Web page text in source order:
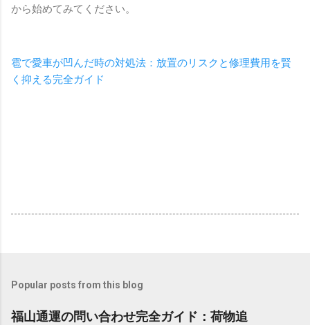
から始めてみてください。
雹で愛車が凹んだ時の対処法：放置のリスクと修理費用を賢
く抑える完全ガイド
Popular posts from this blog
福山通運の問い合わせ完全ガイド：荷物追